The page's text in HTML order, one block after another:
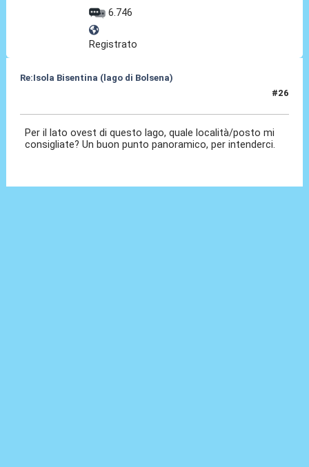
6.746
Registrato
Re:Isola Bisentina (lago di Bolsena)
#26
Per il lato ovest di questo lago, quale località/posto mi
consigliate? Un buon punto panoramico, per intenderci.